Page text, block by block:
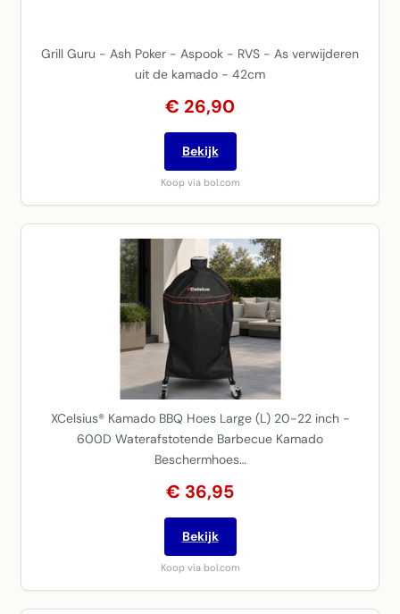
Grill Guru - Ash Poker - Aspook - RVS - As verwijderen
uit de kamado - 42cm
€ 26,90
Bekijk
Koop via bol.com
XCelsius® Kamado BBQ Hoes Large (L) 20-22 inch -
600D Waterafstotende Barbecue Kamado
Beschermhoes…
€ 36,95
Bekijk
Koop via bol.com